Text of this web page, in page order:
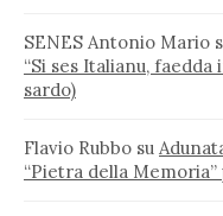
SENES Antonio Mario
“Si ses Italianu,
sardo)
Flavio Rubbo su
“Pietra della